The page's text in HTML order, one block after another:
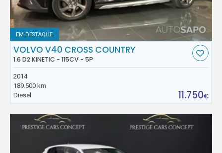
EM DESTAQUE
VOLVO V40 CROSS COUNTRY
1.6 D2 KINETIC - 115CV - 5P
2014
189.500 km
Diesel
11.750€